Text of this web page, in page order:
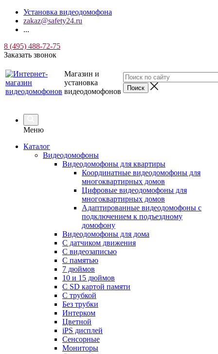
Установка видеодомофона
zakaz@safety24.ru
...
8 (495) 488-72-75
Заказать звонок
Магазин и
установка
видеодомофонов
Меню
Каталог
Видеодомофоны
Видеодомофоны для квартиры
Координатные видеодомофоны для
многоквартирных домов
Цифровые видеодомофоны для
многоквартирных домов
Адаптированные видеодомофоны с
подключением к подъездному
домофону
Видеодомофоны для дома
С датчиком движения
С видеозаписью
C памятью
7 дюймов
10 и 15 дюймов
С SD картой памяти
С трубкой
Без трубки
Интерком
Цветной
iPS дисплей
Сенсорные
Мониторы